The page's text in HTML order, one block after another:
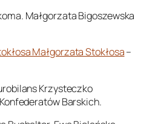
Małgorzata Bigoszewska
Małgorzata Stokłosa–
Krzysteczko
Barskich.